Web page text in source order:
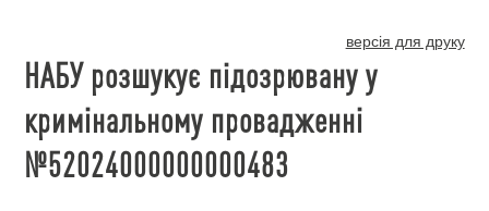
версія для друку
НАБУ розшукує підозрювану у
кримінальному провадженні
№52024000000000483